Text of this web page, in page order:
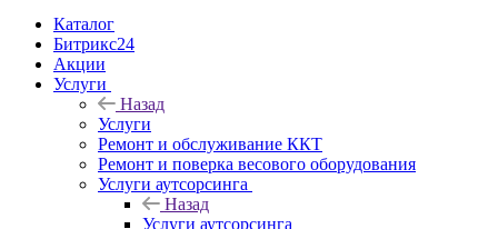
Каталог
Битрикс24
Акции
Услуги
Назад
Услуги
Ремонт и обслуживание ККТ
Ремонт и поверка весового оборудования
Услуги аутсорсинга
Назад
Услуги аутсорсинга